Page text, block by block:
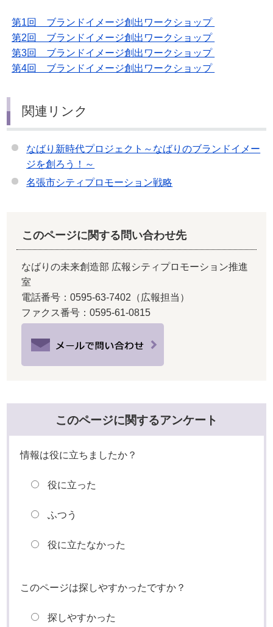
第1回 ブランドイメージ創出ワークショップ
第2回 ブランドイメージ創出ワークショップ
第3回 ブランドイメージ創出ワークショップ
第4回 ブランドイメージ創出ワークショップ
関連リンク
なばり新時代プロジェクト～なばりのブランドイメー
ジを創ろう！～
名張市シティプロモーション戦略
このページに関する問い合わせ先
なばりの未来創造部 広報シティプロモーション推進
室
電話番号：0595-63-7402（広報担当）
ファクス番号：0595-61-0815
このページに関するアンケート
情報は役に立ちましたか？
役に立った
ふつう
役に立たなかった
このページは探しやすかったですか？
探しやすかった